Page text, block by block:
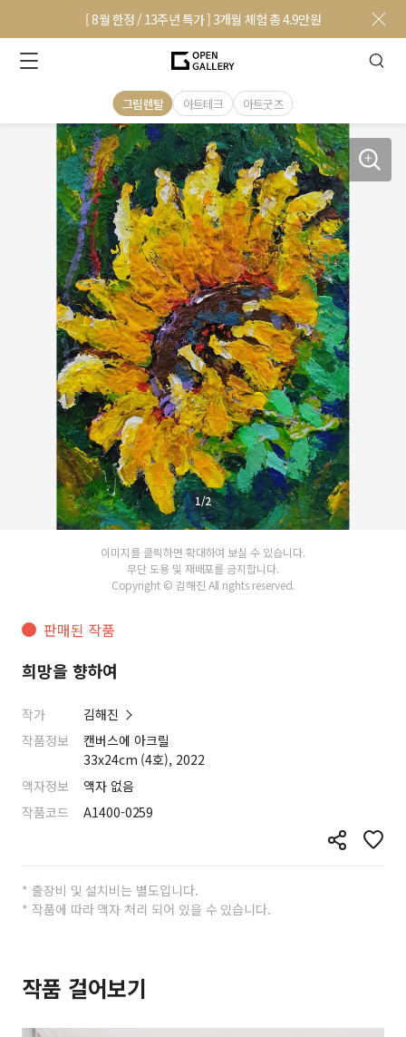
[ 8월 한정 / 13주년 특가 ] 3개월 체험 총 4.9만원
그림렌탈 아트테크 아트굿즈
1/2
이미지를 클릭하면 확대하여 보실 수 있습니다.
무단 도용 및 재배포를 금지합니다.
Copyright © 김해진 All rights reserved.
판매된 작품
희망을 향하여
작가
김해진
작품정보
캔버스에 아크릴
33x24cm (4호), 2022
액자정보
액자 없음
작품코드
A1400-0259
* 출장비 및 설치비는 별도입니다.
* 작품에 따라 액자 처리 되어 있을 수 있습니다.
작품 걸어보기